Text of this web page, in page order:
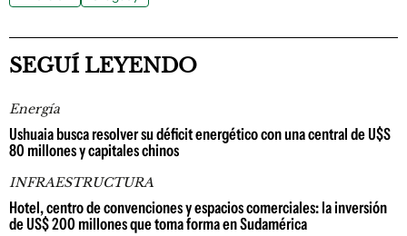
SEGUÍ LEYENDO
Energía
Ushuaia busca resolver su déficit energético con una central de U$S
80 millones y capitales chinos
INFRAESTRUCTURA
Hotel, centro de convenciones y espacios comerciales: la inversión
de US$ 200 millones que toma forma en Sudamérica